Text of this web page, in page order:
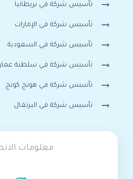
تأسيس شركة في بريطانيا
تأسيس شركة في الإمارات
تأسيس شركة في السعودية
تأسيس شركة في سلطنة
تأسيس شركة في هونج كونج
تأسيس شركة في البرتغال
معلومات